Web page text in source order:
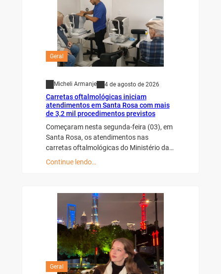
Geral
Micheli Armanje 4 de agosto de 2026
Carretas oftalmológicas iniciam
atendimentos em Santa Rosa com mais
de 3,2 mil procedimentos previstos
Começaram nesta segunda-feira (03), em
Santa Rosa, os atendimentos nas
carretas oftalmológicas do Ministério da…
Continue lendo…
Geral